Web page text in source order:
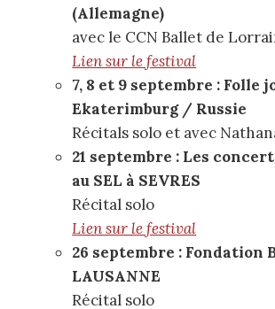
(Allemagne)
avec le CCN Ballet de
Lien sur le festival
7, 8 et 9 septembre : Folle
Ekaterimburg / Russie
Récitals solo et avec
21 septembre : Les
au SEL à SEVRES
Récital solo
Lien sur le festival
26 septembre : Fondation
LAUSANNE
Récital solo